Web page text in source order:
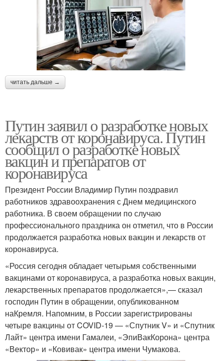
читать дальше →
Путин заявил о разработке новых
лекарств от коронавируса. Путин
сообщил о разработке новых
вакцин и препаратов от
коронавируса
Президент России Владимир Путин поздравил
работников здравоохранения с Днем медицинского
работника. В своем обращении по случаю
профессионального праздника он отметил, что в России
продолжается разработка новых вакцин и лекарств от
коронавируса.
«Россия сегодня обладает четырьмя собственными
вакцинами от коронавируса, а разработка новых вакцин,
лекарственных препаратов продолжается»,— сказал
господин Путин в обращении, опубликованном
наКремля. Напомним, в России зарегистрированы
четыре вакцины от COVID-19 — «Спутник V» и «Спутник
Лайт» центра имени Гамалеи, «ЭпиВакКорона» центра
«Вектор» и «Ковивак» центра имени Чумакова.